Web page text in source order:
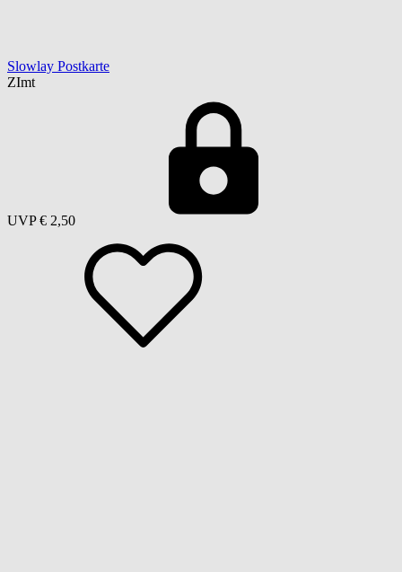
Slowlay Postkarte
ZImt
UVP € 2,50